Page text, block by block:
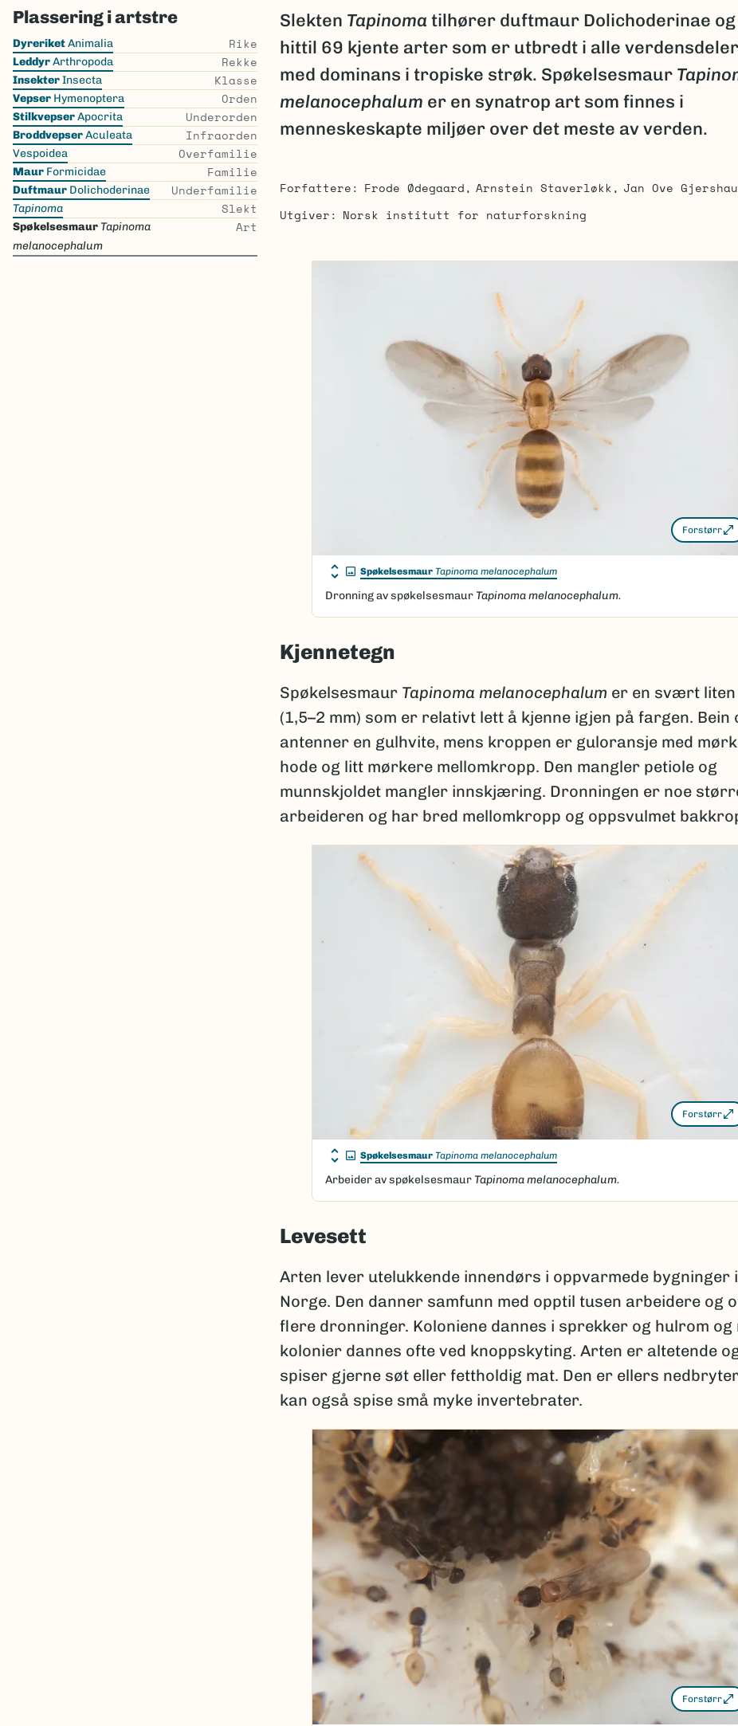
Plassering i artstre
Skip
the
list
DyreriketAnimalia Rike
LeddyrArthropoda Rekke
InsekterInsecta Klasse
Vepser Hymenoptera Orden
StilkvepserApocrita Underorden
BroddvepserAculeata Infraorden
Vespoidea Overfamilie
Maur Formicidae Familie
Duftmaur Dolichoderinae Underfamilie
Tapinoma Slekt
Spøkelsesmaur Tapinoma
melanocephalum
Art
Slekten Tapinomatilhører duftmaur Dolichoderinae
hittil 69 kjente arter som er utbredt i alle
med dominans i tropiske strøk. Spøkelsesmaur
melanocephalum er en synatrop art som finnes i
menneskeskapte miljøer over det meste av verden.
Forfattere Frode Ødegaard Arnstein Staverløkk
Jan Ove
Utgiver
Norsk institutt for naturforskning
Forstørr
Spøkelsesmaur Tapinoma melanocephalum
Dronning av spøkelsesmaur Tapinoma melanocephalum.
Kjennetegn
Spøkelsesmaur Tapinoma melanocephalum er en svært
(1,5–2 mm) som er relativt lett å kjenne igjen på fargen. Bein
antenner en gulhvite, mens kroppen er guloransje med
hode og litt mørkere mellomkropp. Den mangler petiole og
munnskjoldet mangler innskjæring. Dronningen er noe
arbeideren og har bred mellomkropp og oppsvulmet
Forstørr
Spøkelsesmaur Tapinoma melanocephalum
Arbeider av spøkelsesmaur Tapinoma melanocephalum.
Levesett
Arten lever utelukkende innendørs i oppvarmede bygninger i
Norge. Den danner samfunn med opptil tusen arbeidere og
flere dronninger. Koloniene dannes i sprekker og hulrom og
kolonier dannes ofte ved knoppskyting. Arten er altetende
spiser gjerne søt eller fettholdig mat. Den er ellers
kan også spise små myke invertebrater.
Forstørr